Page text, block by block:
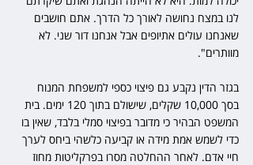
לנו במצח נחושה לאורך כל הדרך. אתם חושבים
שאנחנו עולים אתיופים אבל אנחנו דור שני. לא
מוותרים".
בגזר הדין נקבע גם פיצוי כספי למשפחת המנוח
בסך 10,000 שקלים, שישולם בתוך 120 ימים. בית
המשפט הבהיר כי מדובר בפיצוי סמלי בלבד, שאין בו
כדי לשמש אמת מידה או קביעה כלשהי ביחס לערך
חיי אדם. לאחר ההחלטה מסרו בפרקליטות מחוז